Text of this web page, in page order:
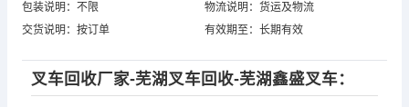
包装说明：不限
物流说明：货运及物流
交货说明：按订单
有效期至：长期有效
叉车回收厂家-芜湖叉车回收-芜湖鑫盛叉车：